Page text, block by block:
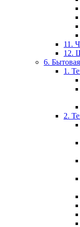
11.
12.
6.
1.
2.